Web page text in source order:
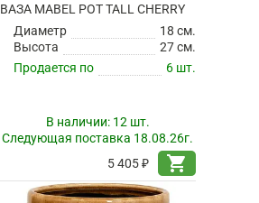
ВАЗА MABEL POT TALL CHERRY
Диаметр
18 см.
Высота
27 см.
Продается по
6 шт.
В наличии: 12 шт.
Следующая поставка 18.08.26г.
5 405 ₽
shopping_cart